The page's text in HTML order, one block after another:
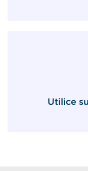
Utilice